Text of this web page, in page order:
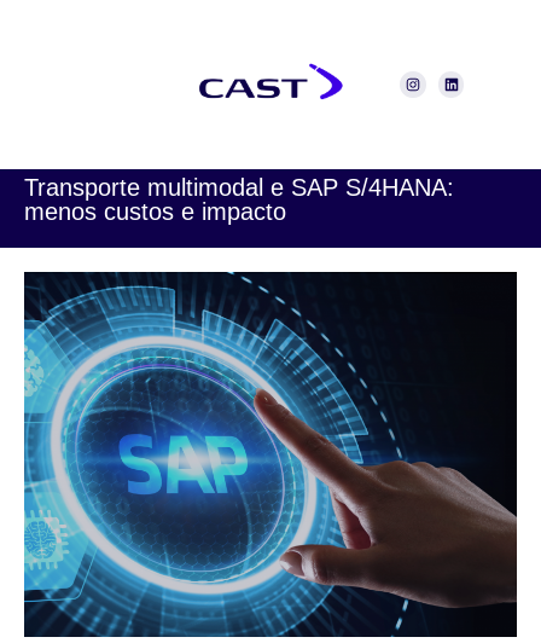
Transporte multimodal e SAP S/4HANA:
menos custos e impacto